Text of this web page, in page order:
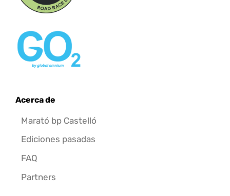
Acerca de
Marató bp Castelló
Ediciones pasadas
FAQ
Partners